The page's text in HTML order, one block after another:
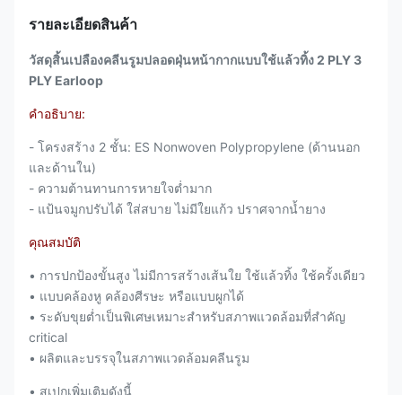
รายละเอียดสินค้า
วัสดุสิ้นเปลืองคลีนรูมปลอดฝุ่นหน้ากากแบบใช้แล้วทิ้ง 2 PLY 3
PLY Earloop
คำอธิบาย:
- โครงสร้าง 2 ชั้น: ES Nonwoven Polypropylene (ด้านนอก
และด้านใน)
- ความต้านทานการหายใจต่ำมาก
- แป้นจมูกปรับได้ ใส่สบาย ไม่มีใยแก้ว ปราศจากน้ำยาง
คุณสมบัติ
• การปกป้องขั้นสูง ไม่มีการสร้างเส้นใย ใช้แล้วทิ้ง ใช้ครั้งเดียว
• แบบคล้องหู คล้องศีรษะ หรือแบบผูกได้
• ระดับขุยต่ำเป็นพิเศษเหมาะสำหรับสภาพแวดล้อมที่สำคัญ
critical
• ผลิตและบรรจุในสภาพแวดล้อมคลีนรูม
• สเปกเพิ่มเติมดังนี้